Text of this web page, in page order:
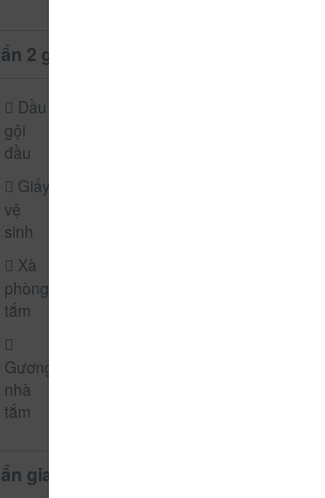
2 giường
Dầu
gội
đầu
Giấy
vệ
sinh
Xà
phòng
tắm
Gương
nhà
tắm
gia đình